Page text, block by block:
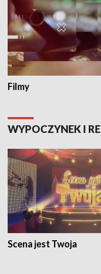
Filmy
WYPOCZYNEK I
Scena jest Twoja